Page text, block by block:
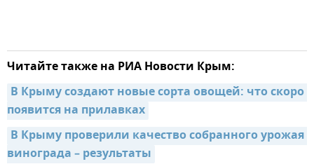
Читайте также на РИА Новости Крым:
В Крыму создают новые сорта овощей: что скоро
появится на прилавках
В Крыму проверили качество собранного урожая
винограда – результаты